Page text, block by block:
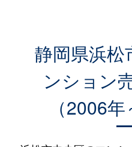
静岡県浜松
ンション
（2006